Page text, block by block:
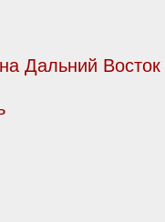
Дальний Восток